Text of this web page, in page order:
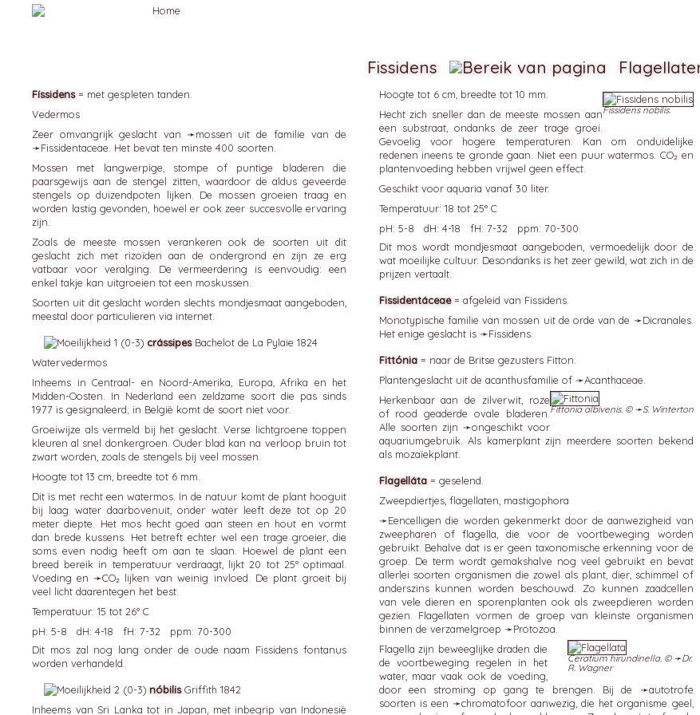
Fissidens
Físsidens = met gespleten tanden.
Vedermos
Zeer omvangrijk geslacht van ➛mossen
➛Fissidentaceae . Het bevat ten minste 400 soorten.
Mossen met langwerpige, stompe of puntige bladeren die
paarsgewijs aan de stengel zitten, waardoor de aldus geveerde
stengels op duizendpoten lijken. De mossen groeien traag en
worden lastig gevonden, hoewel er ook zeer succesvolle ervaring
zijn.
Zoals de meeste mossen verankeren ook de soorten uit dit
geslacht zich met rizoïden aan de ondergrond en zijn ze erg
vatbaar voor veralging. De vermeerdering is eenvoudig: een
enkel takje kan uitgroeien tot een moskussen.
Soorten uit dit geslacht worden slechts mondjesmaat aangeboden,
meestal door particulieren via internet.
crássipesBachelot de La Pylaie 1824
Watervedermos
Inheems in Centraal- en Noord-Amerika, Europa, Afrika en het
Midden-Oosten. In Nederland een zeldzame soort die pas sinds
1977 is gesignaleerd; in België komt de soort niet voor.
Groeiwijze als vermeld bij het geslacht. Verse lichtgroene toppen
kleuren al snel donkergroen. Ouder blad kan na verloop bruin tot
zwart worden, zoals de stengels bij veel mossen.
Hoogte tot 13 cm, breedte tot 6 mm.
Dit is met recht een watermos. In de natuur komt de plant hooguit
bij laag water daarbovenuit, onder water leeft deze tot op 20
meter diepte. Het mos hecht goed aan steen en hout en vormt
dan brede kussens. Het betreft echter wel een trage groeier, die
soms even nodig heeft om aan te slaan. Hoewel de plant een
breed bereik in temperatuur verdraagt, lijkt 20 tot 25° optimaal.
Voeding en ➛CO₂ lijken van weinig invloed. De plant groeit bij
veel licht daarentegen het best.
Temperatuur: 15 tot 26° C
pH: 5-8 dH: 4-18 fH: 7-32 ppm: 70-300
Dit mos zal nog lang onder de oude naam Fissidens fontanus
worden verhandeld.
nóbilisGriffith 1842
Inheems van Sri Lanka tot in Japan, met inbegrip van Indonesië
Fissidens nobilis.
Hoogte tot 6 cm, breedte tot 10 mm.
Hecht zich sneller dan de meeste mossen aan
een substraat, ondanks de zeer trage groei.
Gevoelig voor hogere temperaturen. Kan om onduidelijke
redenen ineens te gronde gaan. Niet een puur watermos. CO₂ en
plantenvoeding hebben vrijwel geen effect.
Geschikt voor aquaria vanaf 30 liter.
Temperatuur: 18 tot 25° C
pH: 5-8 dH: 4-18 fH: 7-32 ppm: 70-300
Dit mos wordt mondjesmaat aangeboden, vermoedelijk door de
wat moeilijke cultuur. Desondanks is het zeer gewild, wat zich in de
prijzen vertaalt.
Fissidentáceae = afgeleid van Fissidens.
Monotypische familie van mossen uit de orde van de ➛Dicranales.
Het enige geslacht is ➛Fissidens.
Fittónia = naar de Britse gezusters Fitton.
Plantengeslacht uit de acanthusfamilie of ➛Acanthaceae
Fittonia albivenis. © ➛S. Winterton
Herkenbaar aan de zilverwit, roze
of rood geaderde ovale bladeren.
Alle soorten zijn ➛ongeschiktvoor
aquariumgebruik. Als kamerplant zijn meerdere soorten bekend
als mozaïekplant.
Flagelláta = geselend.
Zweepdiertjes, flagellaten, mastigophora
➛Eencelligen die worden gekenmerkt door de aanwezigheid van
zweepharen of flagella, die voor de voortbeweging worden
gebruikt. Behalve dat is er geen taxonomische erkenning voor de
groep. De term wordt gemakshalve nog veel gebruikt en bevat
allerlei soorten organismen die zowel als plant, dier, schimmel of
anderszins kunnen worden beschouwd. Zo kunnen zaadcellen
van vele dieren en sporenplanten ook als zweepdieren worden
gezien. Flagellaten vormen de groep van kleinste organismen
binnen de verzamelgroep ➛Protozoa
Ceratium hirundinella. © ➛Dr.
R. Wagner
Flagella zijn beweeglijke draden die
de voortbeweging regelen in het
water, maar vaak ook de voeding,
door een stroming op gang te brengen. Bij de ➛autotrofe
soorten is een ➛chromatofooraanwezig, die het organisme geel,